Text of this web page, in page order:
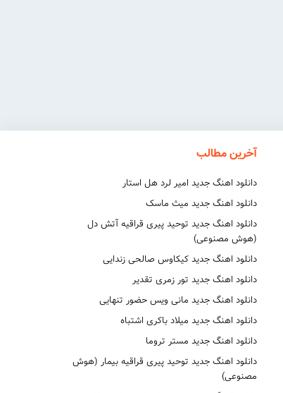
آخرین مطالب
دانلود اهنگ جدید امیر لرد هل استار
دانلود اهنگ جدید میث ماسک
دانلود اهنگ جدید توحید پیری قراقیه آتش دل
(هوش مصنوعی)
دانلود اهنگ جدید کیکاوس صالحی زندایی
دانلود اهنگ جدید تور زمری تقدیر
دانلود اهنگ جدید مانی ویس حضور تنهایی
دانلود اهنگ جدید میلاد باکری اشتباه
دانلود اهنگ جدید مستر تروما
دانلود اهنگ جدید توحید پیری قراقیه بیمار (هوش
مصنوعی)